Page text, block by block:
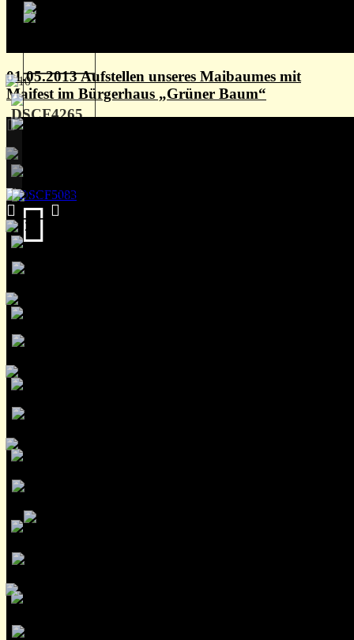
01.05.2013 Aufstellen unseres Maibaumes mit
Maifest im Bürgerhaus „Grüner Baum“